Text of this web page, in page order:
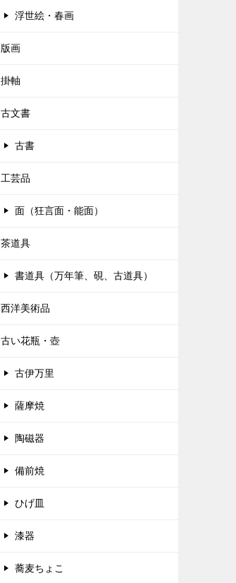
浮世絵・春画
版画
掛軸
古文書
古書
工芸品
面（狂言面・能面）
茶道具
書道具（万年筆、硯、古道具）
西洋美術品
古い花瓶・壺
古伊万里
薩摩焼
陶磁器
備前焼
ひげ皿
漆器
蕎麦ちょこ